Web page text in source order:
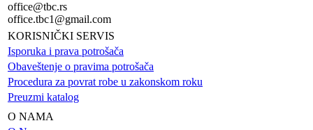
office@tbc.rs
office.tbc1@gmail.com
KORISNIČKI SERVIS
Isporuka i prava potrošača
Obaveštenje o pravima potrošača
Procedura za povrat robe u zakonskom roku
Preuzmi katalog
O NAMA